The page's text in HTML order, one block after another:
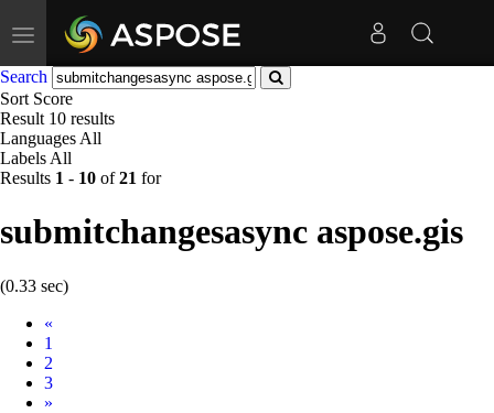
Toggle
navigation
Search
Sort Score
Result 10 results
Languages All
Labels All
Results 1 - 10 of21 for
submitchangesasync aspose.gis
(0.33 sec)
«
1
2
3
Next
»